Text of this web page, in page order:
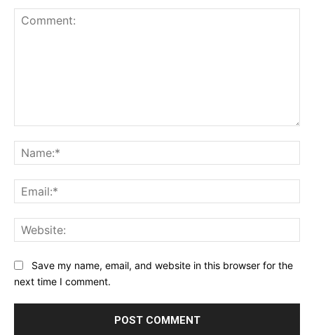
Save my name, email, and website in this browser for the
next time I comment.